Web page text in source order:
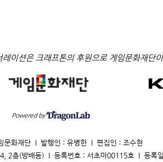
이션은 크래프톤의 후원으로 게임문화재단
Powered by
문화재단 I 발행인 : 유병한 I 편집인 : 조수현
2층(방배동) I 등록번호 : 서초마00115호 I 등록